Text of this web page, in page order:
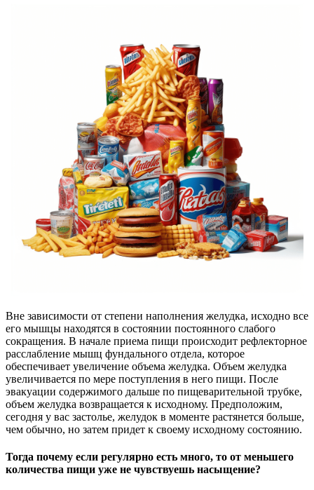
Вне зависимости от степени наполнения желудка, исходно все
его мышцы находятся в состоянии постоянного слабого
сокращения. В начале приема пищи происходит рефлекторное
расслабление мышц фундального отдела, которое
обеспечивает увеличение объема желудка. Объем желудка
увеличивается по мере поступления в него пищи. После
эвакуации содержимого дальше по пищеварительной трубке,
объем желудка возвращается к исходному. Предположим,
сегодня у вас застолье, желудок в моменте растянется больше,
чем обычно, но затем придет к своему исходному состоянию.
Тогда почему если регулярно есть много, то от меньшего
количества пищи уже не чувствуешь насыщение?